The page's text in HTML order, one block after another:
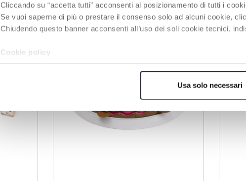
Cliccando su “accetta tutti” acconsenti al posizionamento di tutti i
Se vuoi saperne di più o prestare il consenso solo ad alcuni cookie,
Chiudendo questo banner acconsenti all’uso dei soli cookie tecnici,
Cookie policy
Usa solo necessari